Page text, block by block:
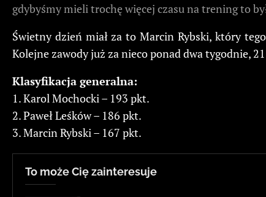
gdybyśmy mieli trochę więcej czasu na trening to
Świetny dzień miał za to Marcin Rybski, który
Kolejne zawody już za nieco ponad dwa tygodnie,
Klasyfikacja generalna:
1. Karol Mochocki – 193 pkt.
2. Paweł Leśków – 186 pkt.
3. Marcin Rybski – 167 pkt.
To może Cię zainteresuje